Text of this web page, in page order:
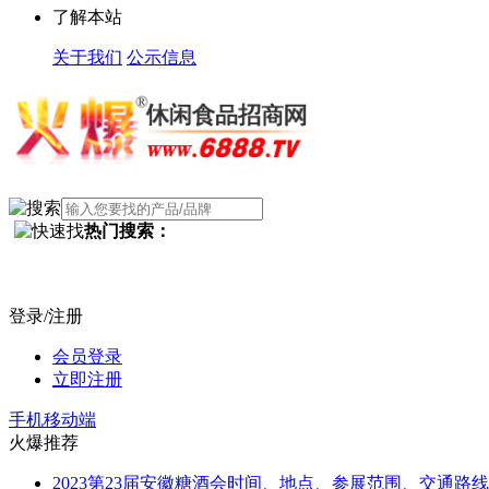
了解本站
关于我们 公示信息
热门搜索：
登录/注册
会员登录
立即注册
手机移动端
火爆推荐
2023第23届安徽糖酒会时间、地点、参展范围、交通路线